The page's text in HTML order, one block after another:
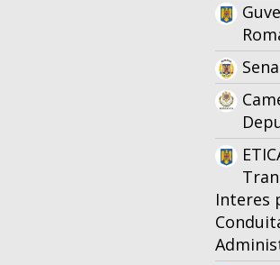
Interes